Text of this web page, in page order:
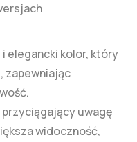
i elegancki kolor, który
zapewniając
uwagę
widoczność,